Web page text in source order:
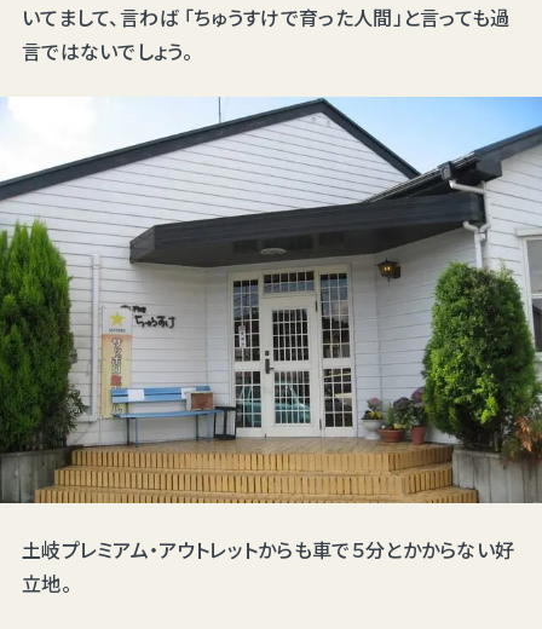
いてまして、言わば 「ちゅうすけで育った人間」と言っても過
言ではないでしょう。
土岐プレミアム・アウトレットからも車で５分とかからない好
立地。